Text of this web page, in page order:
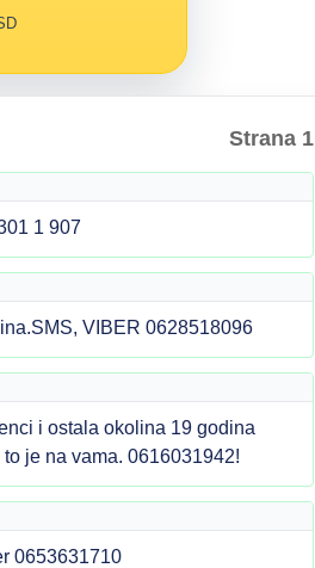
Strana 1
1 907
VIBER 0628518096
i ostala okolina 19 godina
je na vama. 0616031942!
0653631710